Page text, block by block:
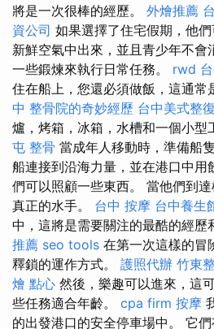
將是一次很棒的經歷。 外燴推薦
資公司 如果選擇了住宅假期，他
新鮮空氣中出來，並且青少年不會
一些鍛煉來執行日常任務。 rwd
住在船上，您還必須做飯，這通常
中 整骨院的奇妙經歷 台中美式整復
爐，烤箱，冰箱，水槽和一個小型
屯 整骨 當成年人移動時，準備船
船連接到沿海力量，並在港口中用
們可以照顧一些東西。 當他們到
真正的水手。 台中 按摩 台中養生
中，這將是需要關注的最酷的經歷
推薦 seo tools 在第一次這樣的冒
釋鎖的運作方式。 護照代辦 竹東
燴 點心 然後，樂趣可以進來，這
些任務適合年齡。 cpa firm 按摩
的出發港口的安全停車場中。 它